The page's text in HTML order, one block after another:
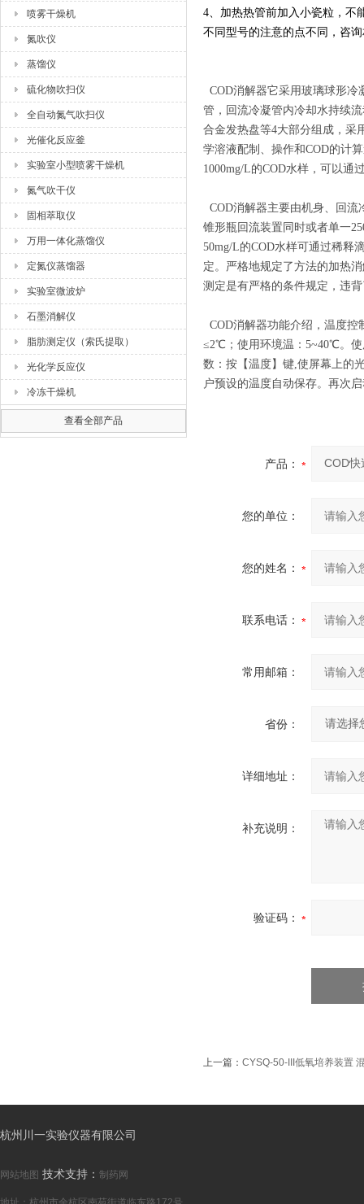
喷雾干燥机
氮吹仪
蒸馏仪
硫化物吹扫仪
全自动氮气吹扫仪
光催化反应釜
实验室小型喷雾干燥机
氮气吹干仪
固相萃取仪
万用一体化蒸馏仪
定氮仪蒸馏器
实验室微波炉
石墨消解仪
脂肪测定仪（索氏提取）
光化学反应仪
冷冻干燥机
查看全部产品
4、加热热管前加入小瓷粒，不
不同型号的注意的点不同，咨
COD消解器它采用玻璃球形
管，回流冷凝管内冷却水持续
合金发热盘等4大部分组成，采
学溶液配制、操作和COD的计
1000mg/L的COD水样，可以通
COD消解器主要由机身、回流
锥形瓶回流装置同时或者单一
50mg/L的COD水样可通过稀释
定。严格地规定了方法的加热
测定是有严格的条件规定，违
COD消解器功能介绍，温度
≤2℃；使用环境温：5~40℃。使
数：按【温度】键,使屏幕上的
户预设的温度自动保存。再次
产品：
您的单位：
您的姓名：
联系电话：
常用邮箱：
省份：
详细地址：
补充说明：
验证码：
上一篇： CYSQ-50-III低氧培养装置
杭州川一实验仪器有限公司
网站地图 技术支持： 制药网